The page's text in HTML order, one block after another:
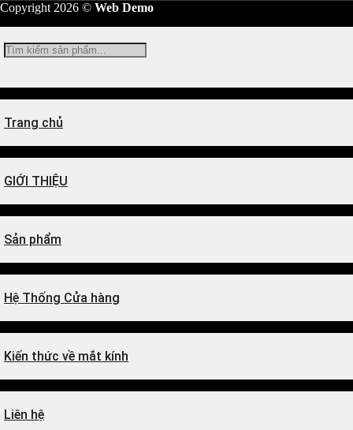
Copyright 2026 © Web Demo
Tìm
Trang chủ
GIỚI THIỆU
Sản phẩm
Hệ Thống Cửa hàng
Kiến thức về mắt kính
Liên hệ